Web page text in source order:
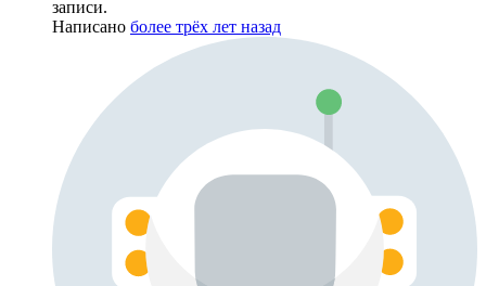
записи.
Написано более трёх лет назад